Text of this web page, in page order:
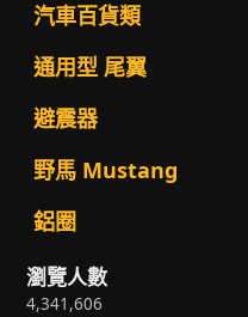
汽車百貨類
通用型 尾翼
避震器
野馬 Mustang
鋁圈
瀏覽人數
4,341,606